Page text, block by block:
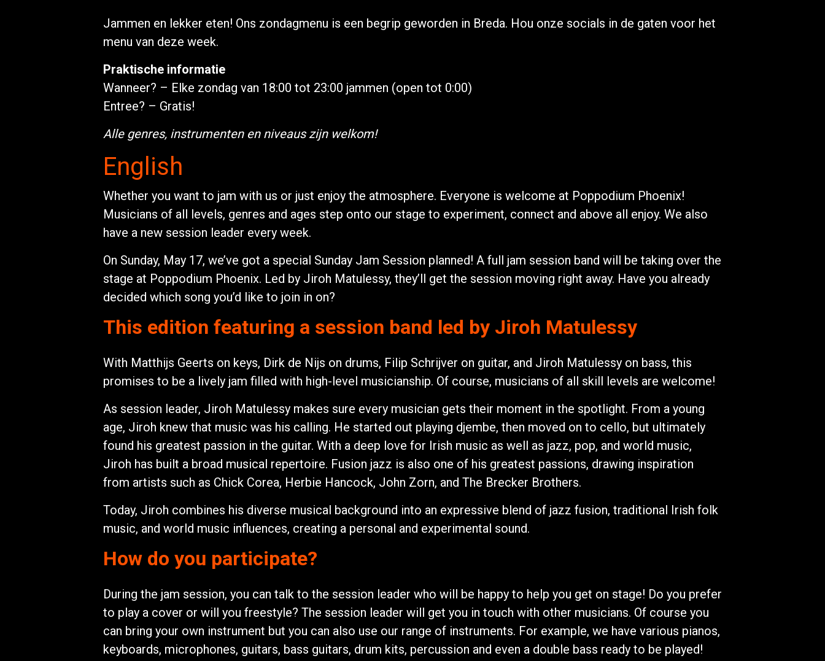
Jammen en lekker eten! Ons zondagmenu is een begrip geworden in Breda. Hou onze socials in de gaten voor het
menu van deze week.
Praktische informatie
Wanneer? – Elke zondag van 18:00 tot 23:00 jammen (open tot 0:00)
Entree? – Gratis!
Alle genres, instrumenten en niveaus zijn welkom!
English
Whether you want to jam with us or just enjoy the atmosphere. Everyone is welcome at Poppodium Phoenix!
Musicians of all levels, genres and ages step onto our stage to experiment, connect and above all enjoy. We also
have a new session leader every week.
On Sunday, May 17, we’ve got a special Sunday Jam Session planned! A full jam session band will be taking over the
stage at Poppodium Phoenix. Led by Jiroh Matulessy, they’ll get the session moving right away. Have you already
decided which song you’d like to join in on?
This edition featuring a session band led by Jiroh Matulessy
With Matthijs Geerts on keys, Dirk de Nijs on drums, Filip Schrijver on guitar, and Jiroh Matulessy on bass, this
promises to be a lively jam filled with high-level musicianship. Of course, musicians of all skill levels are welcome!
As session leader, Jiroh Matulessy makes sure every musician gets their moment in the spotlight. From a young
age, Jiroh knew that music was his calling. He started out playing djembe, then moved on to cello, but ultimately
found his greatest passion in the guitar. With a deep love for Irish music as well as jazz, pop, and world music,
Jiroh has built a broad musical repertoire. Fusion jazz is also one of his greatest passions, drawing inspiration
from artists such as Chick Corea, Herbie Hancock, John Zorn, and The Brecker Brothers.
Today, Jiroh combines his diverse musical background into an expressive blend of jazz fusion, traditional Irish folk
music, and world music influences, creating a personal and experimental sound.
How do you participate?
During the jam session, you can talk to the session leader who will be happy to help you get on stage! Do you prefer
to play a cover or will you freestyle? The session leader will get you in touch with other musicians. Of course you
can bring your own instrument but you can also use our range of instruments. For example, we have various pianos,
keyboards, microphones, guitars, bass guitars, drum kits, percussion and even a double bass ready to be played!